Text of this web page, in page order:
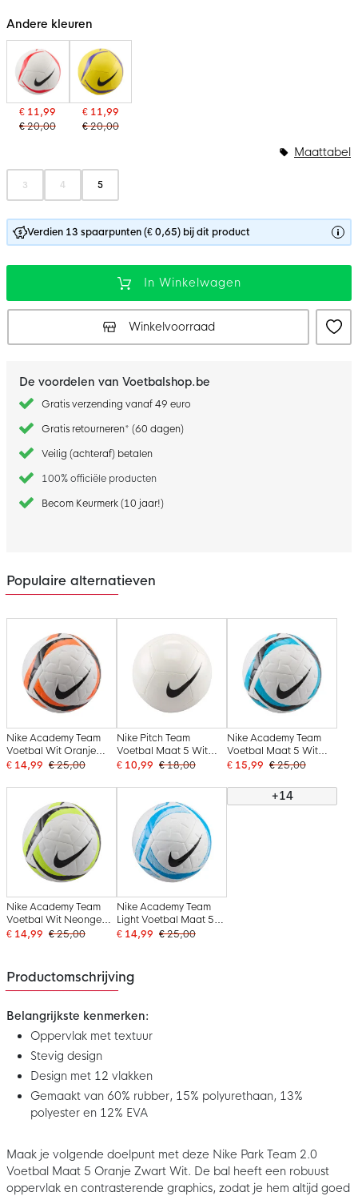
gallerij
Andere kleuren
€ 11,99
€ 20,00
€ 11,99
€ 20,00
3 4 5
Maattabel
Verdien 13 spaarpunten (€ 0,65) bij dit product
In Winkelwagen
Winkelvoorraad
De voordelen van Voetbalshop.be
Gratis verzending vanaf 49 euro
Gratis retourneren* (60 dagen)
Veilig (achteraf) betalen
100% officiële producten
Becom Keurmerk (10 jaar!)
Populaire alternatieven
Nike Academy Team
Voetbal Wit Oranje
Zwart
€ 14,99 € 25,00
Nike Pitch Team
Voetbal Maat 5 Wit
Zwart
€ 10,99 € 18,00
Nike Academy Team
Voetbal Maat 5 Wit
Lichtblauw Zwart
€ 15,99 € 25,00
Nike Academy Team
Voetbal Wit Neongeel
Zwart
€ 14,99 € 25,00
Nike Academy Team
Light Voetbal Maat 5
Wit Blauw Zwart
€ 14,99 € 25,00
+14
Productomschrijving
Belangrijkste kenmerken:
Oppervlak met textuur
Stevig design
Design met 12 vlakken
Gemaakt van 60% rubber, 15% polyurethaan, 13%
polyester en 12% EVA
Maak je volgende doelpunt met deze Nike Park Team 2.0
Voetbal Maat 5 Oranje Zwart Wit. De bal heeft een robuust
oppervlak en contrasterende graphics, zodat je hem altijd goed